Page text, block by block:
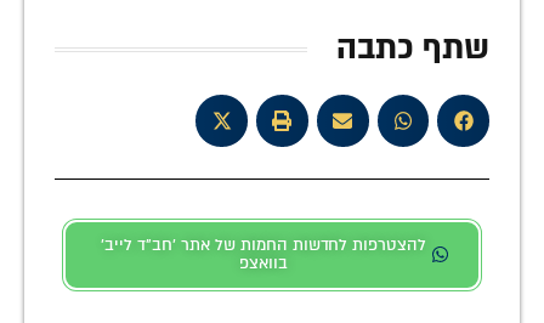
שתף כתבה
להצטרפות לחדשות החמות של אתר 'חב"ד לייב'
בוואצפ